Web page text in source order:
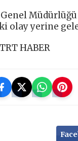
Müdürlüğü
olay yerine
HABER